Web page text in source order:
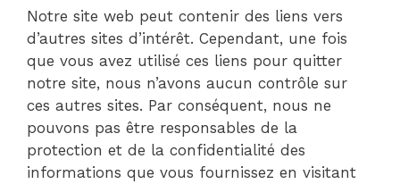
Notre site web peut contenir des liens vers
d’autres sites d’intérêt. Cependant, une fois
que vous avez utilisé ces liens pour quitter
notre site, nous n’avons aucun contrôle sur
ces autres sites. Par conséquent, nous ne
pouvons pas être responsables de la
protection et de la confidentialité des
informations que vous fournissez en visitant